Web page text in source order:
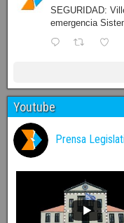
SEGURIDAD:
emergencia
Youtube
Prensa